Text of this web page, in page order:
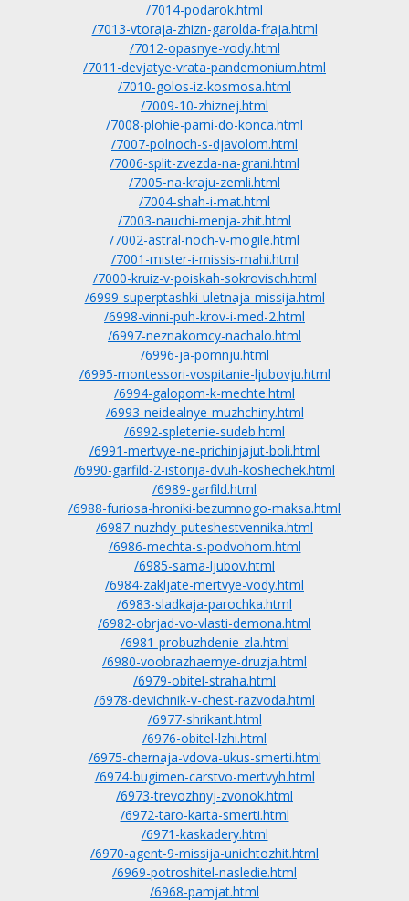
/7014-podarok.html
/7013-vtoraja-zhizn-garolda-fraja.html
/7012-opasnye-vody.html
/7011-devjatye-vrata-pandemonium.html
/7010-golos-iz-kosmosa.html
/7009-10-zhiznej.html
/7008-plohie-parni-do-konca.html
/7007-polnoch-s-djavolom.html
/7006-split-zvezda-na-grani.html
/7005-na-kraju-zemli.html
/7004-shah-i-mat.html
/7003-nauchi-menja-zhit.html
/7002-astral-noch-v-mogile.html
/7001-mister-i-missis-mahi.html
/7000-kruiz-v-poiskah-sokrovisch.html
/6999-superptashki-uletnaja-missija.html
/6998-vinni-puh-krov-i-med-2.html
/6997-neznakomcy-nachalo.html
/6996-ja-pomnju.html
/6995-montessori-vospitanie-ljubovju.html
/6994-galopom-k-mechte.html
/6993-neidealnye-muzhchiny.html
/6992-spletenie-sudeb.html
/6991-mertvye-ne-prichinjajut-boli.html
/6990-garfild-2-istorija-dvuh-koshechek.html
/6989-garfild.html
/6988-furiosa-hroniki-bezumnogo-maksa.html
/6987-nuzhdy-puteshestvennika.html
/6986-mechta-s-podvohom.html
/6985-sama-ljubov.html
/6984-zakljate-mertvye-vody.html
/6983-sladkaja-parochka.html
/6982-obrjad-vo-vlasti-demona.html
/6981-probuzhdenie-zla.html
/6980-voobrazhaemye-druzja.html
/6979-obitel-straha.html
/6978-devichnik-v-chest-razvoda.html
/6977-shrikant.html
/6976-obitel-lzhi.html
/6975-chernaja-vdova-ukus-smerti.html
/6974-bugimen-carstvo-mertvyh.html
/6973-trevozhnyj-zvonok.html
/6972-taro-karta-smerti.html
/6971-kaskadery.html
/6970-agent-9-missija-unichtozhit.html
/6969-potroshitel-nasledie.html
/6968-pamjat.html